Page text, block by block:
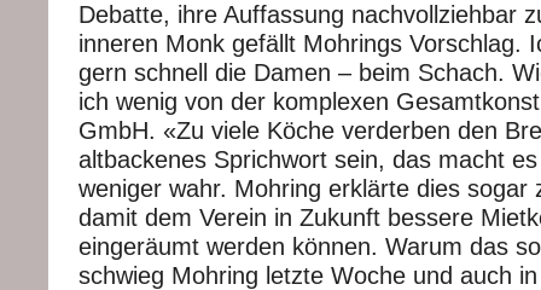
Debatte, ihre Auffassung nachvollziehbar
inneren Monk gefällt Mohrings Vorschlag.
gern schnell die Damen – beim Schach.
ich wenig von der komplexen
GmbH. «Zu viele Köche verderben den
altbackenes Sprichwort sein, das macht
weniger wahr. Mohring erklärte dies sogar
damit dem Verein in Zukunft bessere
eingeräumt werden können. Warum das
schwieg Mohring letzte Woche und auch